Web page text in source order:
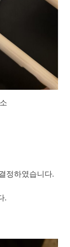
정하였습니다.
.